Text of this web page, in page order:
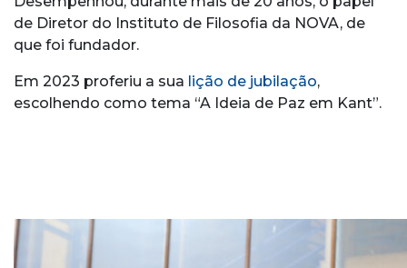
de Diretor do Instituto de Filosofia da NOVA, de
que foi fundador.
Em 2023 proferiu a sua lição de jubilação,
escolhendo como tema “A Ideia de Paz em Kant”.